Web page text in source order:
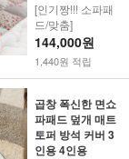
[인기짱!!! 소파패
드/맞춤]
144,000원
1,440원 적립
곱창 폭신한 면쇼
파패드 덮개 매트
토퍼 방석 커버 3
인용 4인용